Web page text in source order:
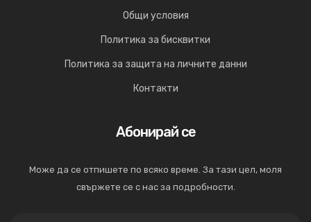
Общи условия
Политика за бисквитки
Политика за защита на личните данни
Контакти
Абонирай се
Може да се отпишете по всяко време. За тази цел, моля
свържете се с нас за подробности.